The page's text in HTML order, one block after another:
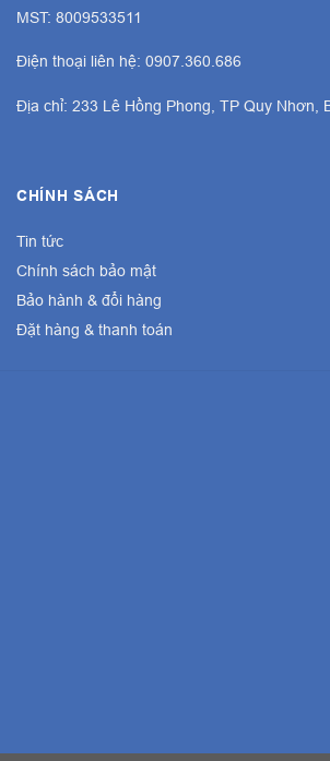
MST: 8009533511
Điện thoại liên hệ: 0907.360.686
Địa chỉ: 233 Lê Hồng Phong, TP Quy Nhơn,
CHÍNH SÁCH
Tin tức
Chính sách bảo mật
Bảo hành & đổi hàng
Đặt hàng & thanh toán